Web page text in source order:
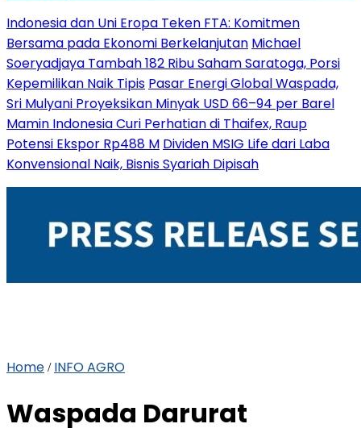
Indonesia dan Uni Eropa Teken FTA: Komitmen
Bersama pada Ekonomi Berkelanjutan Michael
Soeryadjaya Tambah 182 Ribu Saham Saratoga, Porsi
Kepemilikan Naik Tipis Pasar Energi Global Waspada,
Sri Mulyani Proyeksikan Minyak USD 66–94 per Barel
Mamin Indonesia Curi Perhatian di Thaifex, Raup
Potensi Ekspor Rp488 M Dividen MSIG Life dari Laba
Konvensional Naik, Bisnis Syariah Dipisah
Home / INFO AGRO
Waspada Darurat